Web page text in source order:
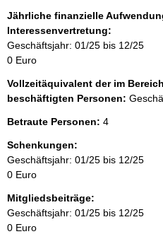
Jährliche finanzielle
Interessenvertretung:
Geschäftsjahr: 01/25 bis 12/25
0 Euro
Vollzeitäquivalent der im
beschäftigten Personen:
Betraute Personen: 4
Schenkungen:
Geschäftsjahr: 01/25 bis 12/25
0 Euro
Mitgliedsbeiträge:
Geschäftsjahr: 01/25 bis 12/25
0 Euro